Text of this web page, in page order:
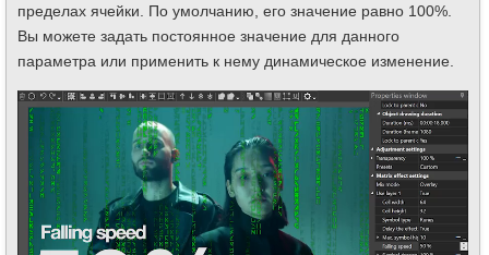
пределах ячейки. По умолчанию, его значение равно 100%.
Вы можете задать постоянное значение для данного
параметра или применить к нему динамическое изменение.